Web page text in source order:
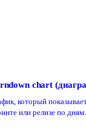
chart
который
или релизе по дням.